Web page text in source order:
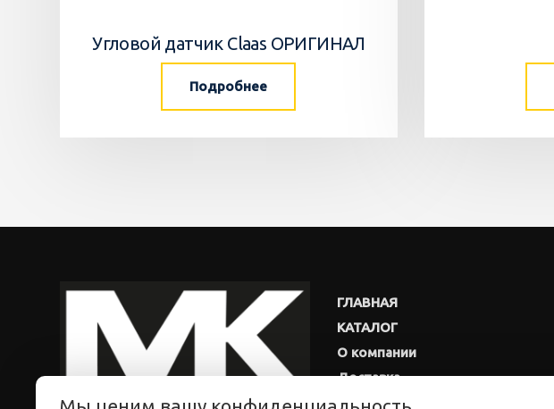
Угловой датчик Claas ОРИГИНАЛ
Подробнее
ГЛАВНАЯ
КАТАЛОГ
О компании
Доставка
Новости